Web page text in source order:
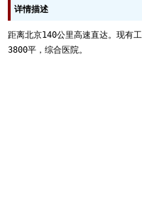
详情描述
距离北京140公里高速直达。现有
3800平，综合医院。